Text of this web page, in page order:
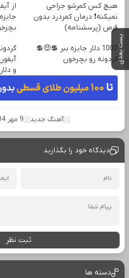
پست بعدی
هیچ کس کمرشو جراحی
نمیکنه❗ درمان کمردرد بدون
قرص (پرسشنامه)
1000 دلار جایزه ببر 💲🤑💲
گردونه رو بچرخون
و
آهنگ جدید 9 مهر 1404
دیدگاه خود را بگذارید
ثبت نظر
دسته ها